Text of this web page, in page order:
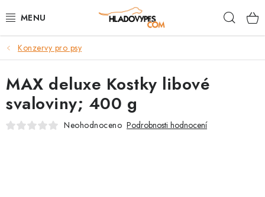
na
POTŘEBY PRO PSY
TAMI PŘEPRAVNÍ BOXY
SPORT SE PSEM
Konzervy pro psy
MAX deluxe Kostky libové
svaloviny; 400 g
Neohodnoceno Podrobnosti hodnocení